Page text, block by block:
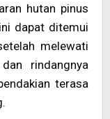
hutan pinus
dapat ditemui
melewati
rindangnya
terasa